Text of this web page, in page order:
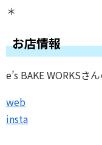
＊
お店情報
e’s BAKE WORKSさ
web
insta